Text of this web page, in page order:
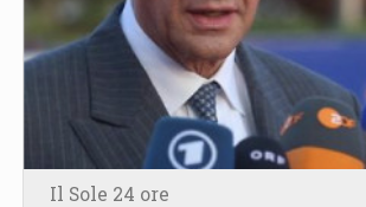
Il Sole 24 ore